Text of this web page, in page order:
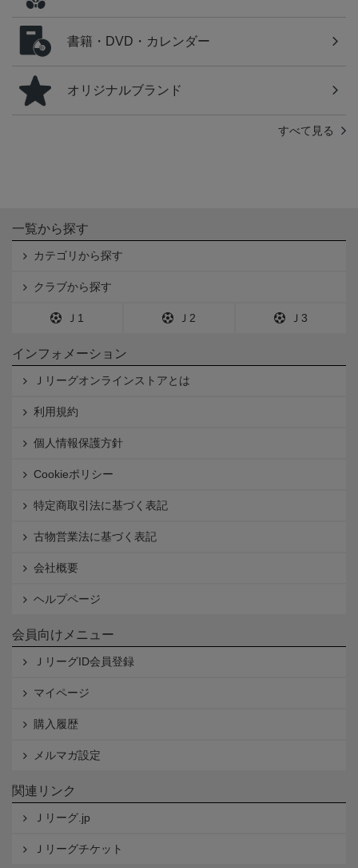
書籍・DVD・カレンダー
オリジナルブランド
すべて見る
一覧から探す
カテゴリから探す
クラブから探す
Ｊ1 Ｊ2 Ｊ3
インフォメーション
Ｊリーグオンラインストアとは
利用規約
個人情報保護方針
Cookieポリシー
特定商取引法に基づく表記
古物営業法に基づく表記
会社概要
ヘルプページ
会員向けメニュー
ＪリーグID会員登録
マイページ
購入履歴
メルマガ設定
関連リンク
Ｊリーグ.jp
Ｊリーグチケット